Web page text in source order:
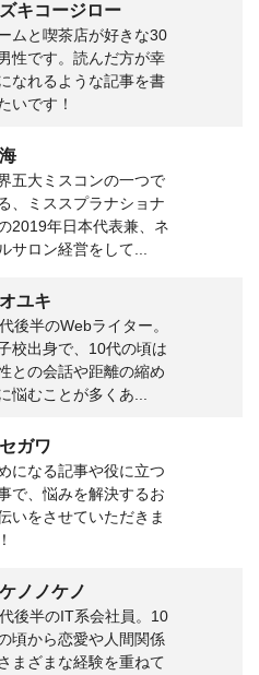
キコージロー
ムと喫茶店が好きな30
性です。読んだ方が幸
なれるような記事を書
いです！
五大ミスコンの一つで
、ミススプラナショナ
2019年日本代表兼、ネ
サロン経営をして...
ユキ
後半のWebライター。
校出身で、10代の頃は
との会話や距離の縮め
悩むことが多くあ...
ガワ
になる記事や役に立つ
で、悩みを解決するお
いをさせていただきま
ノノケノ
後半のIT系会社員。10
頃から恋愛や人間関係
まざまな経験を重ねて